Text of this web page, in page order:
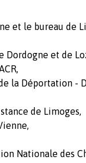
et le bureau de
et de
la Déportation -
de Limoges,
Nationale des